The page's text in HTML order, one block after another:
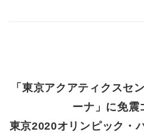
「東京アクアティクスセ
ーナ」に免震
東京2020オリンピック・